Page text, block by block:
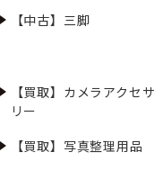
【中古】三脚
【買取】カメラアクセサ
リー
【買取】写真整理用品